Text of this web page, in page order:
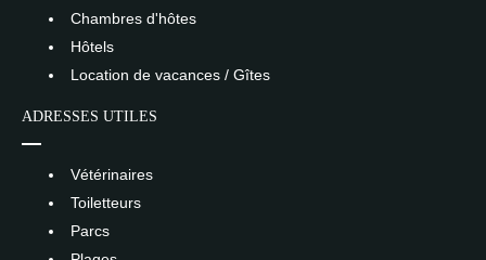
Chambres d'hôtes
Hôtels
Location de vacances / Gîtes
ADRESSES UTILES
Vétérinaires
Toiletteurs
Parcs